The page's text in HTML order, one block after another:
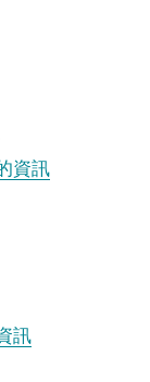
資訊
訊